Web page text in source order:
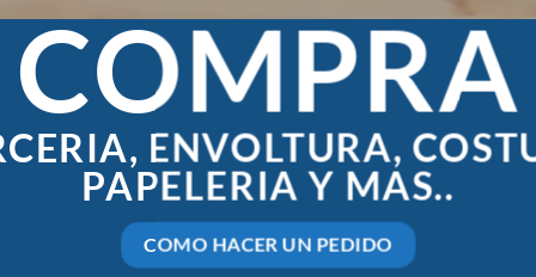
COMPRA
ENVOLTURA,
PAPELERIA Y MAS..
COMO HACER UN PEDIDO